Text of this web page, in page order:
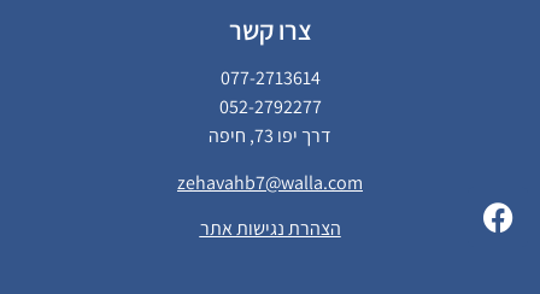
צרו קשר
077-2713614
052-2792277
דרך יפו 73, חיפה
zehavahb7@walla.com
הצהרת נגישות אתר